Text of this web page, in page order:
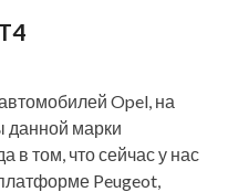
Opel, на
данной марки
в том, что сейчас у нас
Peugeot,